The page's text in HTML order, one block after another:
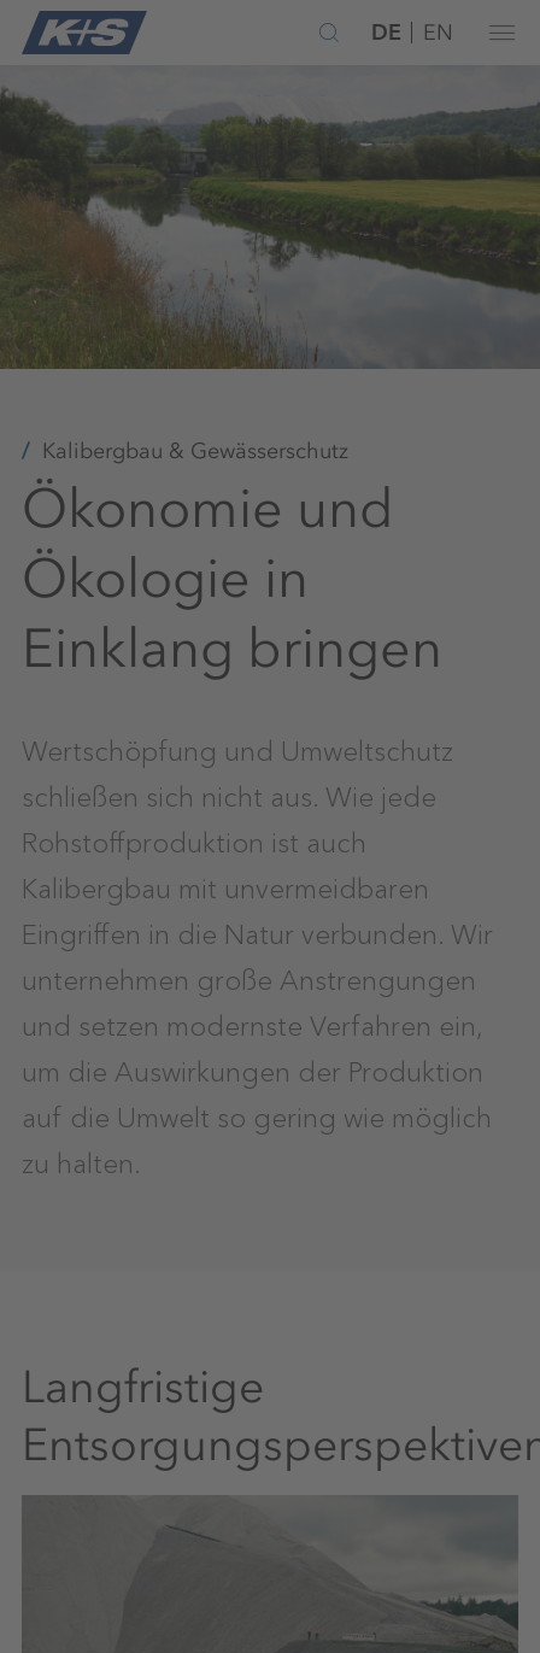
DE EN
Kalibergbau & Gewässerschutz
Ökonomie und
Ökologie in
Einklang bringen
Wertschöpfung und Umweltschutz
schließen sich nicht aus. Wie jede
Rohstoffproduktion ist auch
Kalibergbau mit unvermeidbaren
Eingriffen in die Natur verbunden. Wir
unternehmen große Anstrengungen
und setzen modernste Verfahren ein,
um die Auswirkungen der Produktion
auf die Umwelt so gering wie möglich
zu halten.
Langfristige